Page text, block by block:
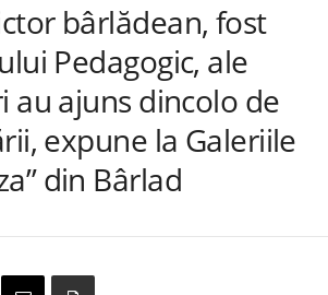
bârlădean, fost
Pedagogic, ale
au ajuns dincolo de
expune la Galeriile
din Bârlad